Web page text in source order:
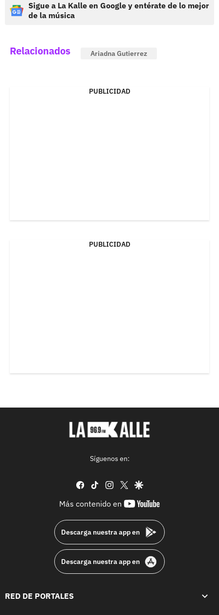
Sigue a La Kalle en Google y entérate de lo mejor
de la música
Relacionados Ariadna Gutierrez
PUBLICIDAD
PUBLICIDAD
Síguenos en:
facebook
tiktok instagram
twittergoogle
Más contenido en
youtube-
Descarga nuestra app en
Descarga nuestra app en
RED DE PORTALES